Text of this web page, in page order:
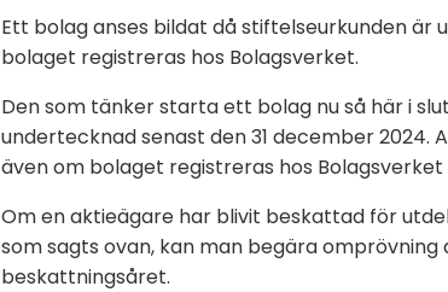
Ett bolag anses bildat då stiftelseurkunden
bolaget registreras hos Bolagsverket.
Den som tänker starta ett bolag nu så här i
undertecknad senast den 31 december
även om bolaget registreras hos Bolagsverket
Om en aktieägare har blivit beskattad för
som sagts ovan, kan man begära
beskattningsåret.